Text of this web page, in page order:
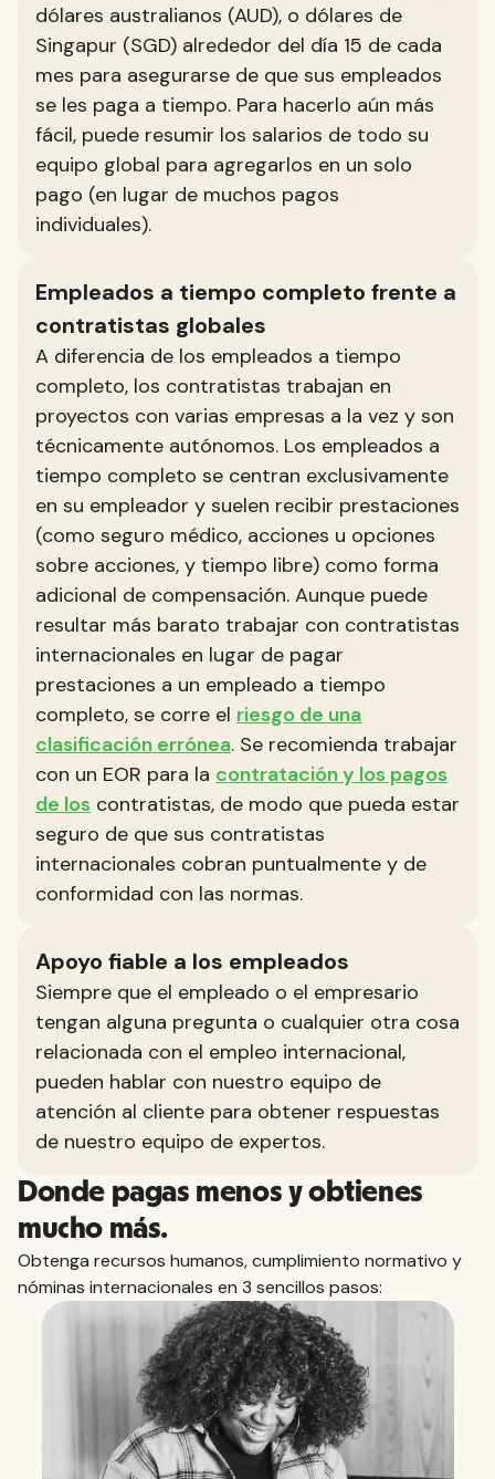
dólares australianos (AUD), o dólares de
Singapur (SGD) alrededor del día 15 de cada
mes para asegurarse de que sus empleados
se les paga a tiempo. Para hacerlo aún más
fácil, puede resumir los salarios de todo su
equipo global para agregarlos en un solo
pago (en lugar de muchos pagos
individuales).
Empleados a tiempo completo frente a
contratistas globales
A diferencia de los empleados a tiempo
completo, los contratistas trabajan en
proyectos con varias empresas a la vez y son
técnicamente autónomos. Los empleados a
tiempo completo se centran exclusivamente
en su empleador y suelen recibir prestaciones
(como seguro médico, acciones u opciones
sobre acciones, y tiempo libre) como forma
adicional de compensación. Aunque puede
resultar más barato trabajar con contratistas
internacionales en lugar de pagar
prestaciones a un empleado a tiempo
completo, se corre el riesgo de una
clasificación errónea. Se recomienda trabajar
con un EOR para la contratación y los pagos
de los contratistas, de modo que pueda estar
seguro de que sus contratistas
internacionales cobran puntualmente y de
conformidad con las normas.
Apoyo fiable a los empleados
Siempre que el empleado o el empresario
tengan alguna pregunta o cualquier otra cosa
relacionada con el empleo internacional,
pueden hablar con nuestro equipo de
atención al cliente para obtener respuestas
de nuestro equipo de expertos.
Donde pagas menos y obtienes
mucho más.
Obtenga recursos humanos, cumplimiento normativo y
nóminas internacionales en 3 sencillos pasos: